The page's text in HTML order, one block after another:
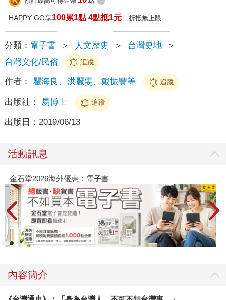
HAPPY GO享100累1點 4點抵1元 折抵無上限
分類： 電子書 ＞ 人文歷史 ＞ 台灣史地
＞
台灣文化/民俗
追蹤
作者： 瞿海良、洪麗雯、戴振豐等 追蹤
出版社： 易博士 追蹤
出版日： 2019/06/13
活動訊息
金石堂2026海外優惠：電子書
內容簡介